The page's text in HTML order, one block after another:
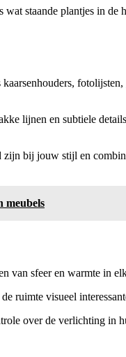
staande plantjes in de
fotolijsten,
lijnen en subtiele
bij jouw stijl en
meubels
van sfeer en warmte in
ruimte visueel
over de verlichting in